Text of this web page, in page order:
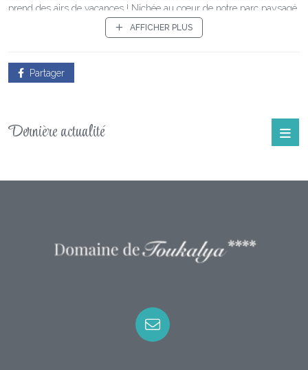
prend des airs de vacances ! Nichée au cœur de notre parc paysagé,
la piscine chauffée devient le cœur battant du domaine. Que ce soit
pour quelques brasses matinales, une sieste à l’ombre des arbres ou
fraîcheur et de convivialité.
reconnecter et profiter pleinement de l’instant présent. En famille,
entre amis ou lors de vos événements, la piscine ajoute cette touche
AFFICHER PLUS
Partager
Dernière actualité